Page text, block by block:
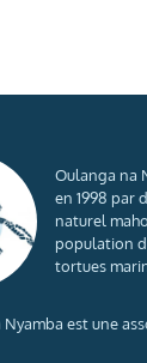
Oulanga na
en 1998 par
naturel
population
tortues
est une